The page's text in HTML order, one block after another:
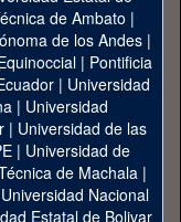
de Ambato |
de los Andes|
| Pontificia
| Universidad
| Universidad
| Universidad de las
| Universidad de
de Machala|
Universidad Nacional
Estatal de Bolivar